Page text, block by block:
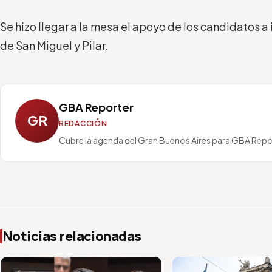
Se hizo llegar a la mesa el apoyo de los candidatos
de San Miguel y Pilar.
GR
GBA Reporter
REDACCIÓN
Cubre la agenda del Gran Buenos Aires para GBA
Noticias relacionadas